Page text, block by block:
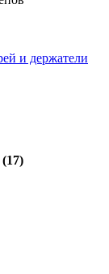
и держатели
(17)